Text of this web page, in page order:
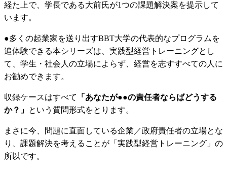
経た上で、学長である大前氏が1つの課題解決案を提示して
います。
●多くの起業家を送り出すBBT大学の代表的なプログラムを
追体験できる本シリーズは、実践型経営トレーニングとし
て、学生・社会人の立場によらず、経営を志すすべての人に
お勧めできます。
収録ケースはすべて
「あなたが●●の責任者ならばどうする
か？」 という質問形式をとります。
まさに今、問題に直面している企業／政府責任者の立場とな
り、課題解決を考えることが「実践型経営トレーニング」の
所以です。